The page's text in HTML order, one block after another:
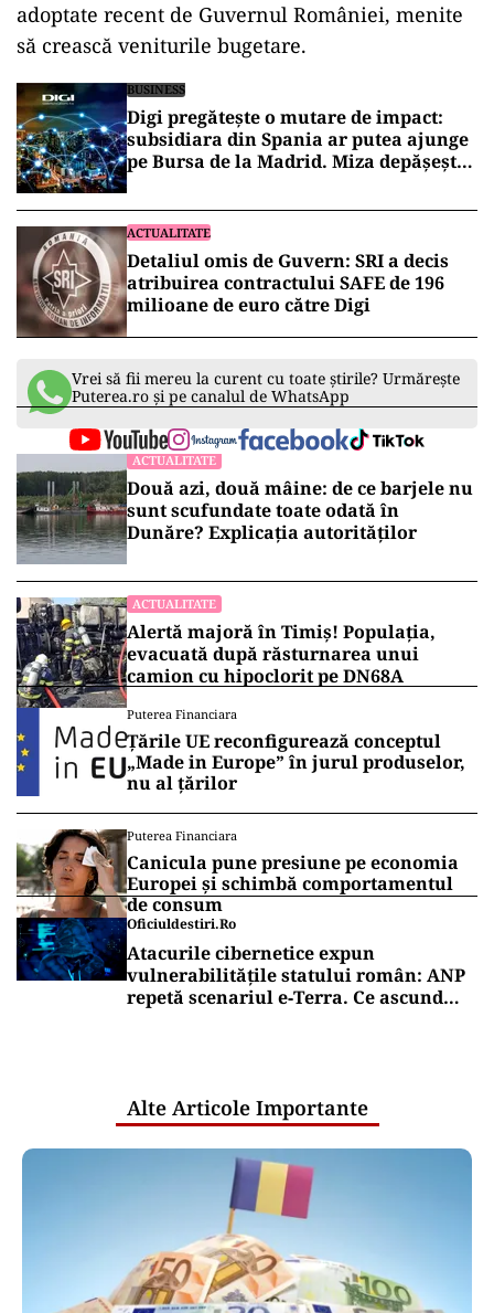
adoptate recent de Guvernul României, menite
să crească veniturile bugetare.
BUSINESS
Digi pregătește o mutare de impact:
subsidiara din Spania ar putea ajunge
pe Bursa de la Madrid. Miza depășește
ACTUALITATE
Detaliul omis de Guvern: SRI a decis
atribuirea contractului SAFE de 196
milioane de euro către Digi
Vrei să fii mereu la curent cu toate știrile? Urmărește
Puterea.ro și pe canalul de WhatsApp
ACTUALITATE
Două azi, două mâine: de ce barjele nu
sunt scufundate toate odată în
Dunăre? Explicația autorităților
ACTUALITATE
Alertă majoră în Timiș! Populația,
evacuată după răsturnarea unui
camion cu hipoclorit pe DN68A
Puterea Financiara
Țările UE reconfigurează conceptul
„Made in Europe” în jurul produselor,
nu al țărilor
Puterea Financiara
Canicula pune presiune pe economia
Europei și schimbă comportamentul
de consum
Oficiuldestiri.ro
Atacurile cibernetice expun
vulnerabilitățile statului român: ANP
repetă scenariul e‑Terra. Ce ascund
Alte Articole Importante